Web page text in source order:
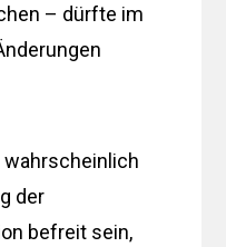
– dürfte im
wahrscheinlich
der
befreit sein,